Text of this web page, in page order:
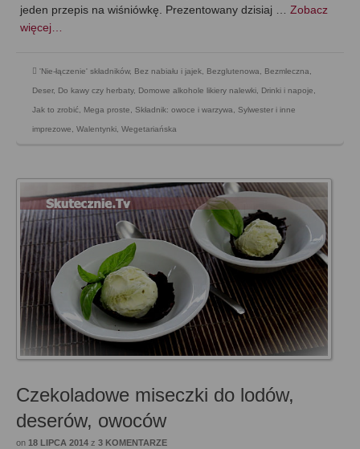
jeden przepis na wiśniówkę. Prezentowany dzisiaj … Zobacz
więcej…
'Nie-łączenie' składników, Bez nabiału i jajek, Bezglutenowa, Bezmleczna,
Deser, Do kawy czy herbaty, Domowe alkohole likiery nalewki, Drinki i napoje,
Jak to zrobić, Mega proste, Składnik: owoce i warzywa, Sylwester i inne
imprezowe, Walentynki, Wegetariańska
Czekoladowe miseczki do lodów,
deserów, owoców
on 18 LIPCA 2014 z 3 KOMENTARZE